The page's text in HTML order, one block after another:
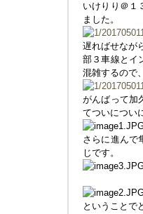
いけりり＠１
ました。
遅ればせなが
部３車線とイ
混雑するので
がんばって加
てついについ
さらに進んで
じです。
ということで